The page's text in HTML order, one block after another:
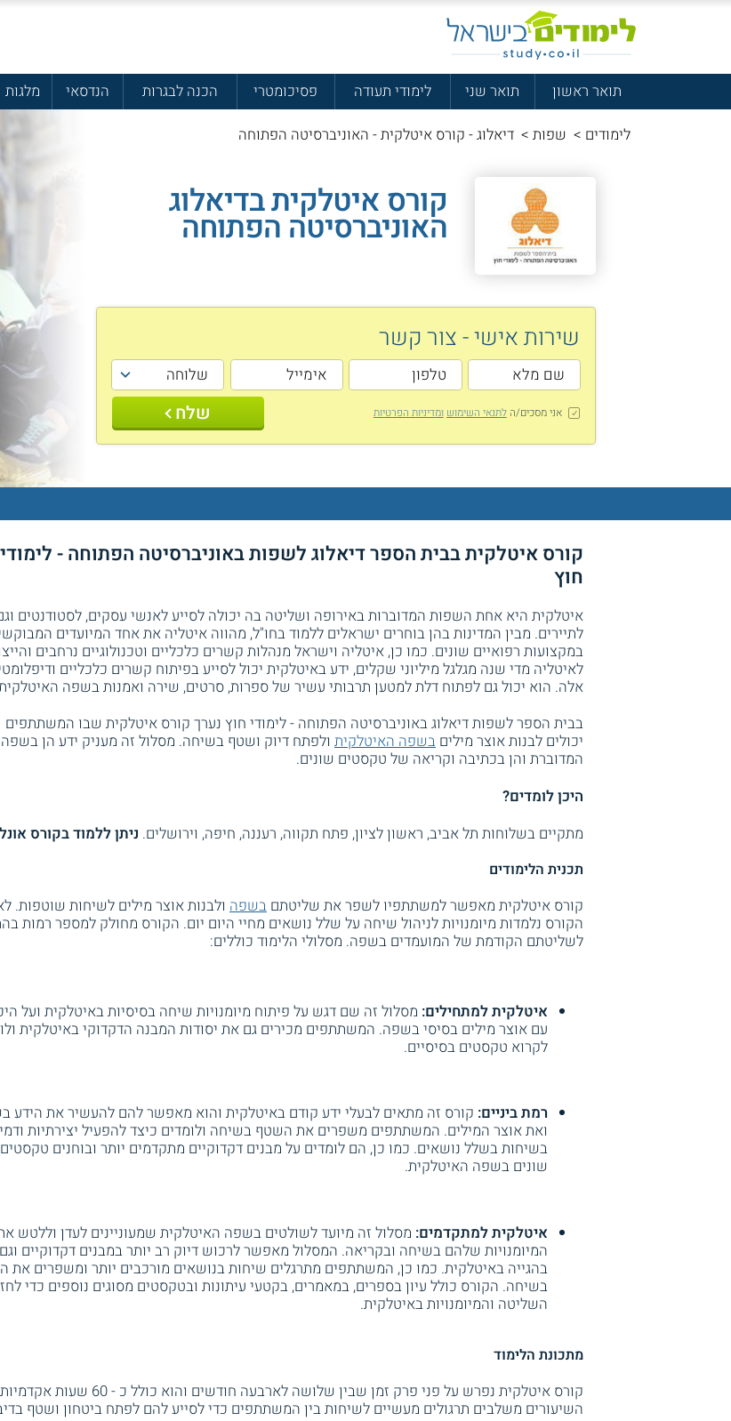
תואר ראשון תואר שני לימודי תעודה פסיכומטרי הכנה לבגרות הנדסאי מלגות
לימודים > שפות > דיאלוג - קורס איטלקית - האוניברסיטה הפתוחה
קורס איטלקית בדיאלוג
האוניברסיטה הפתוחה
שירות אישי - צור קשר
אני מסכים/הלתנאי השימוש ומדיניות הפרטיות שלח
קורס איטלקית בבית הספר דיאלוג לשפות באוניברסיטה הפתוחה - לימודי
חוץ
איטלקית היא אחת השפות המדוברות באירופה ושליטה בה יכולה לסייע לאנשי עסקים, לסטודנטים
לתיירים. מבין המדינות בהן בוחרים ישראלים ללמוד בחו"ל, מהווה איטליה את אחד המיועדים
במקצועות רפואיים שונים. כמו כן, איטליה וישראל מנהלות קשרים כלכליים וטכנולוגיים נרחבים
לאיטליה מדי שנה מגלגל מיליוני שקלים, ידע באיטלקית יכול לסייע בפיתוח קשרים כלכליים
אלה. הוא יכול גם לפתוח דלת למטען תרבותי עשיר של ספרות, סרטים, שירה ואמנות בשפה
בבית הספר לשפות דיאלוג באוניברסיטה הפתוחה - לימודי חוץ נערך קורס איטלקית שבו המשתתפים
יכולים לבנות אוצר מילים בשפה האיטלקית ולפתח דיוק ושטף בשיחה. מסלול זה מעניק ידע הן בשפה
המדוברת והן בכתיבה וקריאה של טקסטים שונים.
היכן לומדים?
מתקיים בשלוחות תל אביב, ראשון לציון, פתח תקווה, רעננה, חיפה, וירושלים. ניתן ללמוד בקורס
תכנית הלימודים
קורס איטלקית מאפשר למשתתפיו לשפר את שליטתם בשפה ולבנות אוצר מילים לשיחות שוטפות.
הקורס נלמדות מיומנויות לניהול שיחה על שלל נושאים מחיי היום יום. הקורס מחולק למספר רמות
לשליטתם הקודמת של המועמדים בשפה. מסלולי הלימוד כוללים:
איטלקית למתחילים: מסלול זה שם דגש על פיתוח מיומנויות שיחה בסיסיות באיטלקית ועל
עם אוצר מילים בסיסי בשפה. המשתתפים מכירים גם את יסודות המבנה הדקדוקי באיטלקית
לקרוא טקסטים בסיסיים.
רמת ביניים: קורס זה מתאים לבעלי ידע קודם באיטלקית והוא מאפשר להם להעשיר את הידע
ואת אוצר המילים. המשתתפים משפרים את השטף בשיחה ולומדים כיצד להפעיל יצירתיות
בשיחות בשלל נושאים. כמו כן, הם לומדים על מבנים דקדוקיים מתקדמים יותר ובוחנים טקסטים
שונים בשפה האיטלקית.
איטלקית למתקדמים: מסלול זה מיועד לשולטים בשפה האיטלקית שמעוניינים לעדן וללטש
המיומנויות שלהם בשיחה ובקריאה. המסלול מאפשר לרכוש דיוק רב יותר במבנים דקדוקיים וגם
בהגייה באיטלקית. כמו כן, המשתתפים מתרגלים שיחות בנושאים מורכבים יותר ומשפרים את
בשיחה. הקורס כולל עיון בספרים, במאמרים, בקטעי עיתונות ובטקסטים מסוגים נוספים כדי
השליטה והמיומנויות באיטלקית.
מתכונת הלימוד
קורס איטלקית נפרש על פני פרק זמן שבין שלושה לארבעה חודשים והוא כולל כ - 60 שעות
השיעורים משלבים תרגולים מעשיים לשיחות בין המשתתפים כדי לסייע להם לפתח ביטחון ושטף